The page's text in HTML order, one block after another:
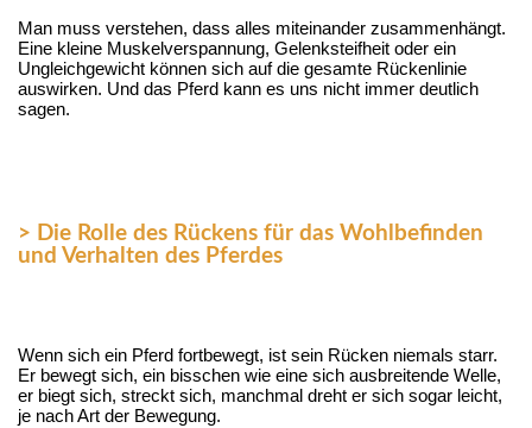
Man muss verstehen, dass alles miteinander zusammenhängt.
Eine kleine Muskelverspannung, Gelenksteifheit oder ein
Ungleichgewicht können sich auf die gesamte Rückenlinie
auswirken. Und das Pferd kann es uns nicht immer deutlich
sagen.
> Die Rolle des Rückens für das Wohlbefinden
und Verhalten des Pferdes
Wenn sich ein Pferd fortbewegt, ist sein Rücken niemals starr.
Er bewegt sich, ein bisschen wie eine sich ausbreitende Welle,
er biegt sich, streckt sich, manchmal dreht er sich sogar leicht,
je nach Art der Bewegung.